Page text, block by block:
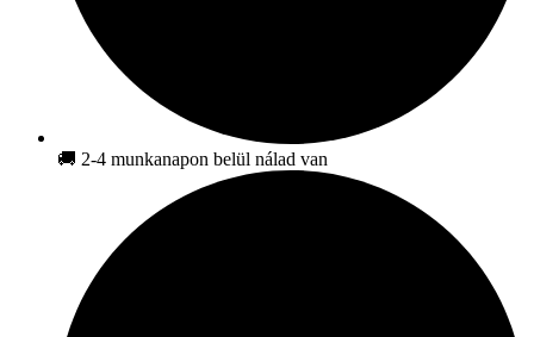
🚚 2-4 munkanapon belül nálad van